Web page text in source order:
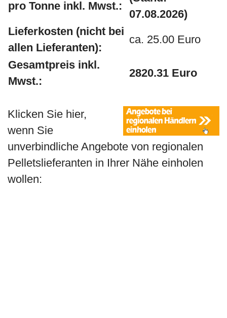
pro Tonne inkl. Mwst.:
07.08.2026)
Lieferkosten (nicht bei
allen Lieferanten):
ca. 25.00 Euro
Gesamtpreis inkl.
Mwst.:
2820.31 Euro
Klicken Sie hier,
wenn Sie
unverbindliche Angebote von regionalen
Pelletslieferanten in Ihrer Nähe einholen
wollen: